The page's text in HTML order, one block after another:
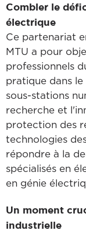
Combler le
électrique
Ce partenariat
MTU a pour
professionnels
pratique dans
sous-stations
recherche et
protection des
technologies
répondre à la
spécialisés en
en génie
Un moment
industrielle